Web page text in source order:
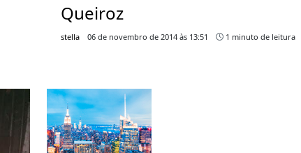
Queiroz
stella 06 de novembro de 2014 às 13:51 1 minuto de leitura